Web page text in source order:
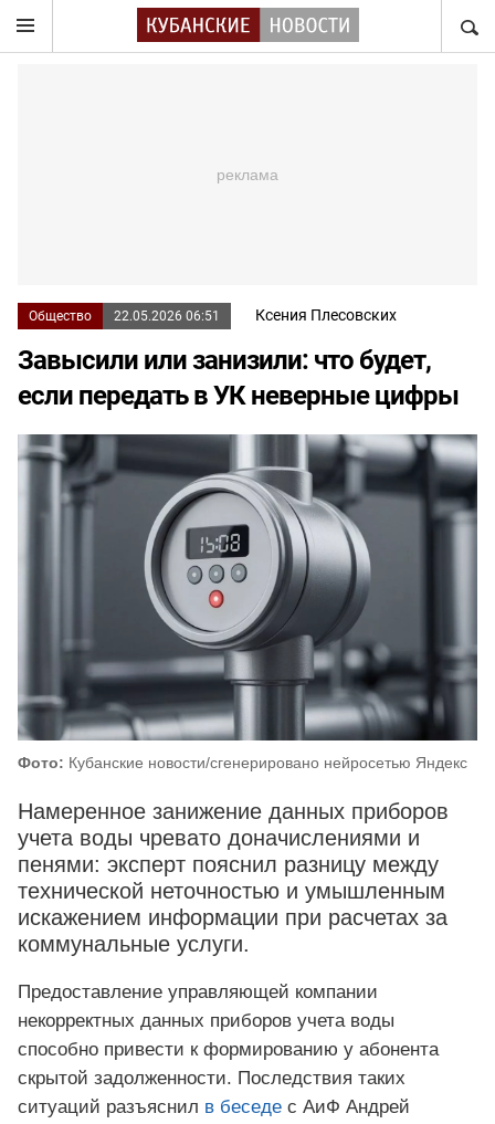
Общество 22.05.2026 06:51 Ксения Плесовских
Завысили или занизили: что будет,
если передать в УК неверные цифры
Фото: Кубанские новости/сгенерировано нейросетью Яндекс
Намеренное занижение данных приборов
учета воды чревато доначислениями и
пенями: эксперт пояснил разницу между
технической неточностью и умышленным
искажением информации при расчетах за
коммунальные услуги.
Предоставление управляющей компании
некорректных данных приборов учета воды
способно привести к формированию у абонента
скрытой задолженности. Последствия таких
ситуаций разъяснил в беседе с АиФ Андрей